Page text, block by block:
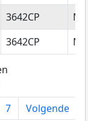
3642CP
3642CP
7 Volgende